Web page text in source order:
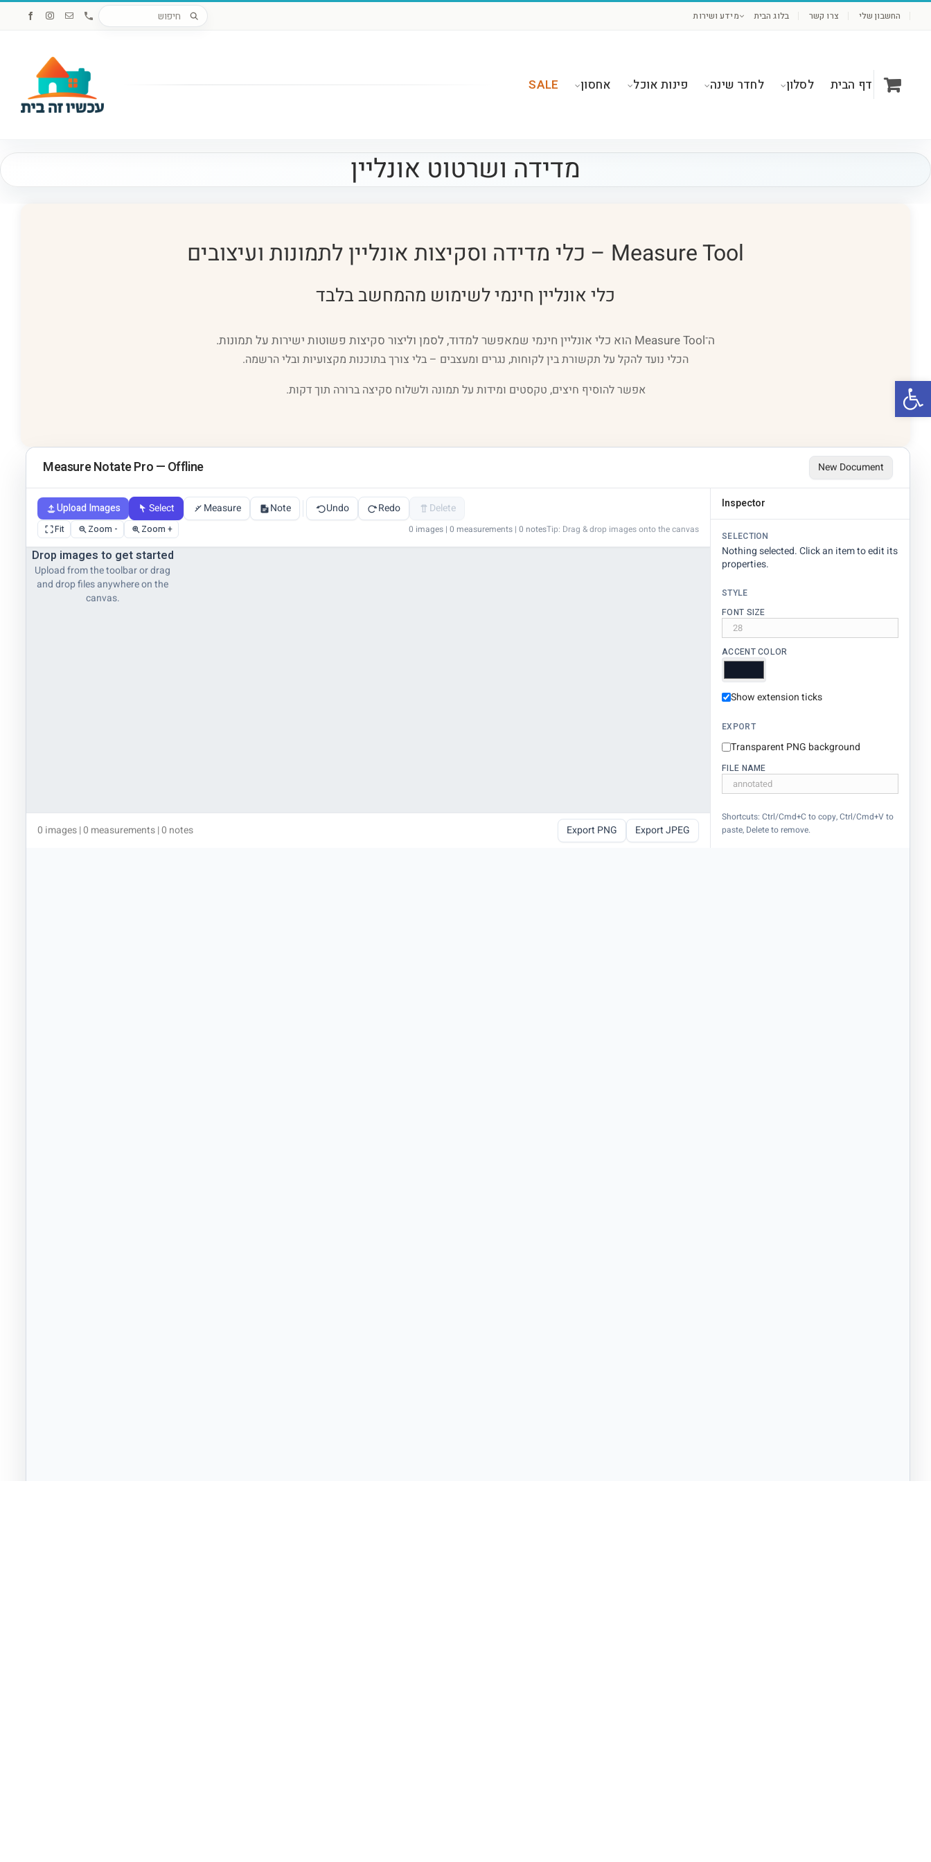
פתח סרגל נגישות
דלג
מידע ושירות בלוג הבית צרו קשר החשבון שלי FacebookInstagramכתובתCustom
חיפוש
דף הבית לסלון לחדר שינה פינות אוכל אחסון SALE
מדידה ושרטוט אונליין
Measure Tool – כלי מדידה וסקיצות אונליין לתמונות ועיצובים
כלי אונליין חינמי לשימוש מהמחשב בלבד
ה־Measure Tool הוא כלי אונליין חינמי שמאפשר למדוד, לסמן וליצור סקיצות פשוטות ישירות על תמונות.
הכלי נועד להקל על תקשורת בין לקוחות, נגרים ומעצבים – בלי צורך בתוכנות מקצועיות ובלי הרשמה.
אפשר להוסיף חיצים, טקסטים ומידות על תמונה ולשלוח סקיצה ברורה תוך דקות.
Measure Notate Pro — Offline New Document
Upload Images Select Measure Note Undo Redo Delete
Fit Zoom - Zoom + 0 images | 0 measurements | 0 notesTip: Drag & drop images onto the canvas
Drop images to get started
Upload from the toolbar or drag
and drop files anywhere on the
canvas.
0 images | 0 measurements | 0 notes Export PNG Export JPEG
Inspector
SELECTION
Nothing selected. Click an item to edit its
properties.
STYLE
FONT SIZE
ACCENT COLOR
Show extension ticks
EXPORT
Transparent PNG background
FILE NAME
Shortcuts: Ctrl/Cmd+C to copy, Ctrl/Cmd+V to
paste, Delete to remove.